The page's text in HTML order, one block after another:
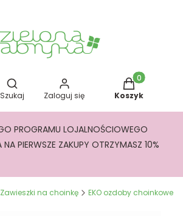
Otwórz wyszukiwarkę
Szukaj Zaloguj się
Produkty w
Koszyk
PROGRAMU LOJALNOŚCIOWEGO
NA PIERWSZE ZAKUPY OTRZYMASZ 10%
Zawieszki na choinkę EKO ozdoby choinkowe